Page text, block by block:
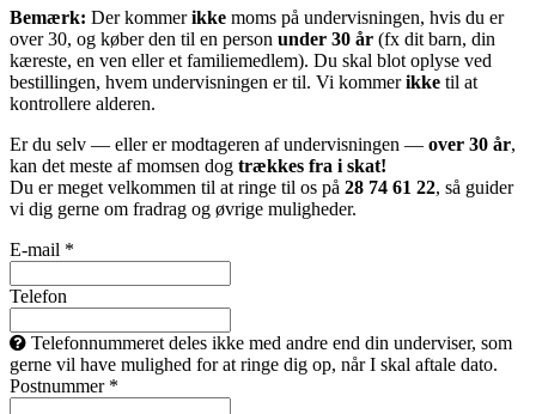
Bemærk: Der kommerikke moms på undervisningen, hvis du er
over 30, og køber den til en person under 30 år (fx dit barn, din
kæreste, en ven eller et familiemedlem). Du skal blot oplyse ved
bestillingen, hvem undervisningen er til. Vi kommerikke til at
kontrollere alderen.
Er du selv — eller er modtageren af undervisningen — over 30 år,
kan det meste af momsen dog trækkes fra i skat!
Du er meget velkommen til at ringe til os på 28 74 61 22, så guider
vi dig gerne om fradrag og øvrige muligheder.
E-mail *
Telefon
Telefonnummeret deles ikke med andre end din underviser, som
gerne vil have mulighed for at ringe dig op, når I skal aftale dato.
Postnummer *